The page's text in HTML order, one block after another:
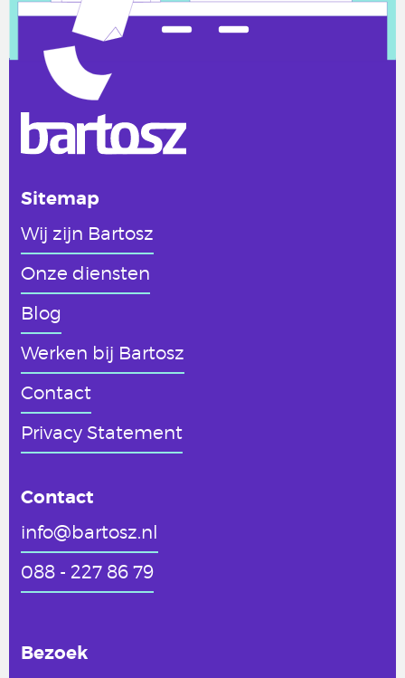
Sitemap
Wij zijn Bartosz
Onze diensten
Blog
Werken bij Bartosz
Contact
Privacy Statement
Contact
info@bartosz.nl
088 - 227 86 79
Bezoek